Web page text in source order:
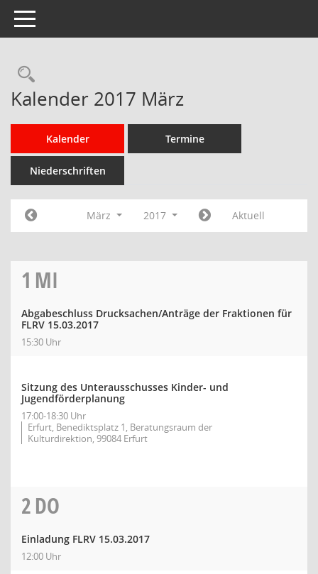
Toggle navigation
Rechercheauswahl
Kalender 2017 März
Kalender Termine
Niederschriften
März 2017 Aktuell
1 MI
Abgabeschluss Drucksachen/Anträge der Fraktionen für
FLRV 15.03.2017
15:30 Uhr
Sitzung des Unterausschusses Kinder- und
Jugendförderplanung
17:00-18:30 Uhr
Erfurt, Benediktsplatz 1, Beratungsraum der
Kulturdirektion, 99084 Erfurt
2DO
Einladung FLRV 15.03.2017
12:00 Uhr